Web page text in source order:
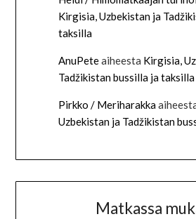
Kirgisia, Uzbekistan ja
taksilla
AnuPeteaiheesta Kirgisia,
Tadžikistan bussilla ja taksilla
Pirkko / Meriharakka
Uzbekistan ja Tadžikistan
Matkassa